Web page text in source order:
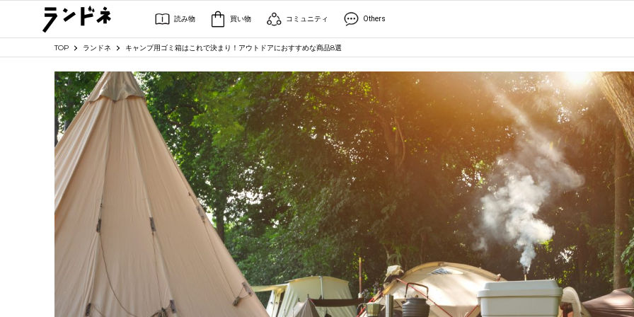
読み物 買い物 コミュニティ Others
TOP ランドネ キャンプ用ゴミ箱はこれで決まり！アウトドアにおすすめな商品8選